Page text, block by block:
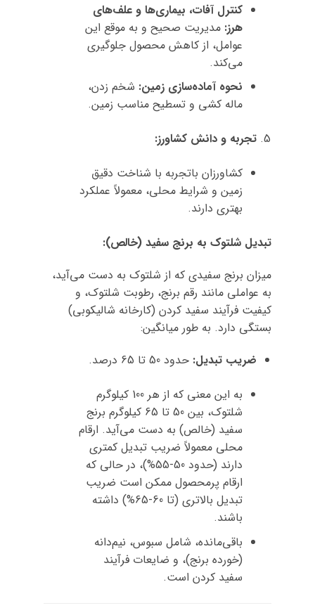
کنترل آفات، بیماری‌ها و علف‌های
هرز: مدیریت صحیح و به موقع این
عوامل، از کاهش محصول جلوگیری
می‌کند.
نحوه آماده‌سازی زمین: شخم زدن،
ماله کشی و تسطیح مناسب زمین.
تجربه و دانش کشاورز:
کشاورزان باتجربه با شناخت دقیق
زمین و شرایط محلی، معمولاً عملکرد
بهتری دارند.
تبدیل شلتوک به برنج سفید (خالص):
میزان برنج سفیدی که از شلتوک به دست می‌آید،
به عواملی مانند رقم برنج، رطوبت شلتوک، و
کیفیت فرآیند سفید کردن (کارخانه شالیکوبی)
بستگی دارد. به طور میانگین:
ضریب تبدیل: حدود 50 تا 65 درصد.
به این معنی که از هر 100 کیلوگرم
شلتوک، بین 50 تا 65 کیلوگرم برنج
سفید (خالص) به دست می‌آید. ارقام
محلی معمولاً ضریب تبدیل کمتری
دارند (حدود 50-55%)، در حالی که
ارقام پرمحصول ممکن است ضریب
تبدیل بالاتری (تا 60-65%) داشته
باشند.
باقی‌مانده، شامل سبوس، نیم‌دانه
(خورده برنج)، و ضایعات فرآیند
سفید کردن است.